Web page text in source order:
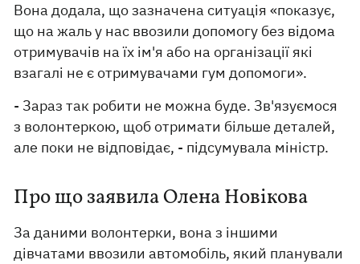
Вона додала, що зазначена ситуація «показує,
що на жаль у нас ввозили допомогу без відома
отримувачів на їх ім'я або на організації які
взагалі не є отримувачами гум допомоги».
- Зараз так робити не можна буде. Зв'язуємося
з волонтеркою, щоб отримати більше деталей,
але поки не відповідає, - підсумувала міністр.
Про що заявила Олена Новікова
За даними волонтерки, вона з іншими
дівчатами ввозили автомобіль, який планували